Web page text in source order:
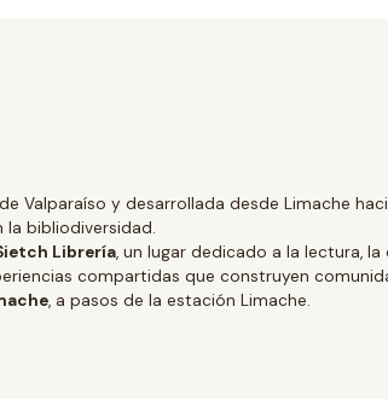
Valparaíso y desarrollada desde Limache
bibliodiversidad.
Librería, un lugar dedicado a la lectura,
compartidas que construyen
, a pasos de la estación Limache.